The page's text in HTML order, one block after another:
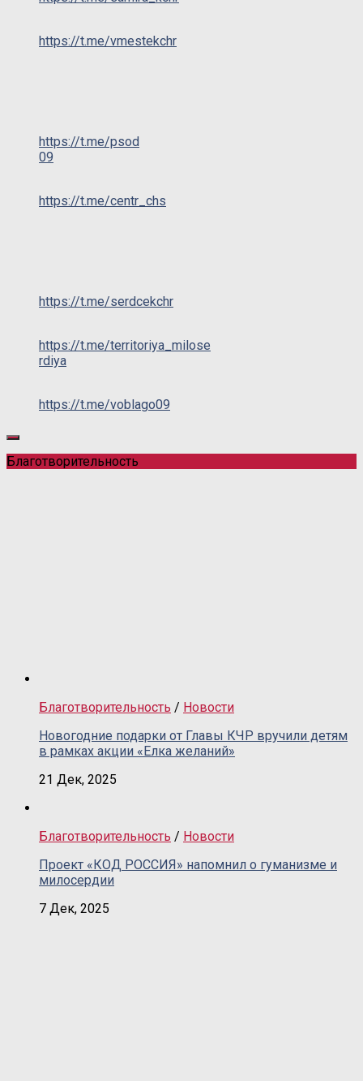
https://t.me/vmestekchr
https://t.me/psod
09
https://t.me/centr_chs
https://t.me/serdcekchr
https://t.me/territoriya_milose
rdiya
https://t.me/voblago09
Благотворительность
Благотворительность / Новости
Новогодние подарки от Главы КЧР вручили детям
в рамках акции «Елка желаний»
21 Дек, 2025
Благотворительность / Новости
Проект «КОД РОССИЯ» напомнил о гуманизме и
милосердии
7 Дек, 2025